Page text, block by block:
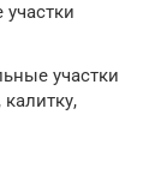
участки
участки